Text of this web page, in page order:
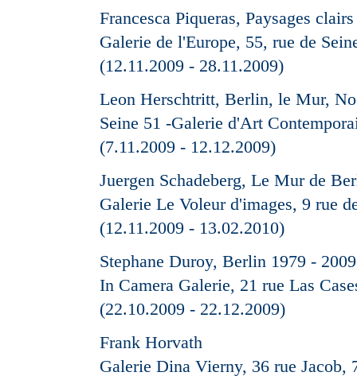
Francesca Piqueras, Paysages
Galerie de l'Europe, 55, rue de
(12.11.2009 - 28.11.2009)
Leon Herschtritt, Berlin, le Mur,
Seine 51 -Galerie d'Art
(7.11.2009 - 12.12.2009)
Juergen Schadeberg, Le Mur de
Galerie Le Voleur d'images, 9 rue
(12.11.2009 - 13.02.2010)
Stephane Duroy, Berlin 1979 - 2009
In Camera Galerie, 21 rue Las
(22.10.2009 - 22.12.2009)
Frank Horvath
Galerie Dina Vierny, 36 rue Jacob,